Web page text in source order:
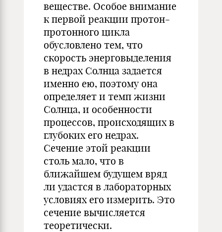
веществе. Особое внимание
к первой реакции протон-
протонного цикла
обусловлено тем, что
скорость энерговыделения
в недрах Солнца задается
именно ею, поэтому она
определяет и темп жизни
Солнца, и особенности
процессов, происходящих в
глубоких его недрах.
Сечение этой реакции
столь мало, что в
ближайшем будущем вряд
ли удастся в лабораторных
условиях его измерить. Это
сечение вычисляется
теоретически.